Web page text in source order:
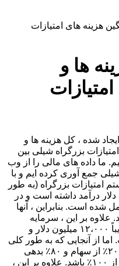
هزینه های امتیازات
ها و
شده ، کل هزینه ها و
بزرگراه شیلی بین
ارائه می دهیم. ما داده های مالی را از وب
جمع آوری کرده ایم و با
امتیازات بزرگراه (به طور
حدود ۲۵۱۳۷ میلیون دلار درآمد داشته است و در
دلار متحمل شده است. بنابراین ، آنها
علاوه بر این ، سرمایه
گذاری انباشته شده تا سال ۲۰۱۴ تقریباً ۱۲،۰۰۰ میلیون دلار و
۲۶٪ بوده است. اما از آنجایی که به طور کلی
ساختار سرمایه در اختیار اعطا کننده ۲۰٪ از سهام و ۸۰٪ بدهی
است ، نرخ بازده سهام می تواند بیش از ۱۰۰٪ باشد. علاوه بر این ،